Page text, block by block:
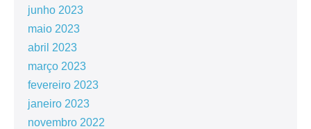
junho 2023
maio 2023
abril 2023
março 2023
fevereiro 2023
janeiro 2023
novembro 2022